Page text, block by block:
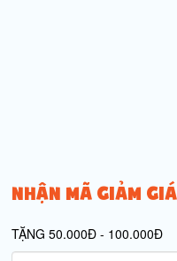
NHẬN MÃ GIẢM GIÁ
TẶNG 50.000Đ - 100.000Đ